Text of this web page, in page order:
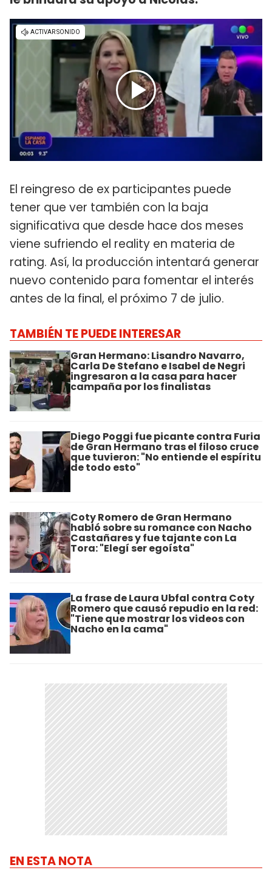
El reingreso de ex participantes puede
tener que ver también con la baja
significativa que desde hace dos meses
viene sufriendo el reality en materia de
rating. Así, la producción intentará generar
nuevo contenido para fomentar el interés
antes de la final, el próximo 7 de julio.
TAMBIÉN TE PUEDE INTERESAR
Gran Hermano: Lisandro Navarro,
Carla De Stefano e Isabel de Negri
ingresaron a la casa para hacer
campaña por los finalistas
Diego Poggi fue picante contra Furia
de Gran Hermano tras el filoso cruce
que tuvieron: "No entiende el espíritu
de todo esto"
Coty Romero de Gran Hermano
habló sobre su romance con Nacho
Castañares y fue tajante con La
Tora: "Elegí ser egoísta"
La frase de Laura Ubfal contra Coty
Romero que causó repudio en la red:
"Tiene que mostrar los videos con
Nacho en la cama"
EN ESTA NOTA